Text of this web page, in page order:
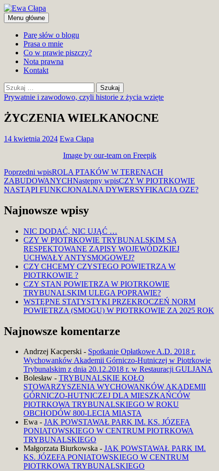
Przejdź
do
treściEwa Cłapa
Szukaj
Menu główne
Parę słów o blogu
Prasa o mnie
Co w prawie piszczy?
Nota prawna
Kontakt
Szukaj:
Prywatnie i zawodowo, czyli historie z życia wzięte
ŻYCZENIA WIELKANOCNE
14 kwietnia 2024 Ewa Cłapa
Image by our-team on Freepik
Nawigacja
wpisu
Poprzedni wpisROLA PTAKÓW W TERENACH
ZABUDOWANYCHNastępny wpisCZY W PIOTRKOWIE
NASTĄPI FUNKCJONALNA DYWERSYFIKACJA OZE?
Najnowsze wpisy
NIC DODAĆ, NIC UJĄĆ …
CZY W PIOTRKOWIE TRYBUNALSKIM SĄ
RESPEKTOWANE ZAPISY WOJEWÓDZKIEJ
UCHWAŁY ANTYSMOGOWEJ?
CZY CHCEMY CZYSTEGO POWIETRZA W
PIOTRKOWIE ?
CZY STAN POWIETRZA W PIOTRKOWIE
TRYBUNALSKIM ULEGA POPRAWIE?
WSTĘPNE STATYSTYKI PRZEKROCZEŃ NORM
POWIETRZA (SMOGU) W PIOTRKOWIE ZA 2025 ROK
Najnowsze komentarze
Andrzej Kacperski - Spotkanie Opłatkowe A.D. 2018 r.
Wychowanków Akademii Górniczo-Hutniczej w Piotrkowie
Trybunalskim z dnia 20.12.2018 r. w Restauracji GULJANA
Bolesław - TRYBUNALSKIE KOŁO
STOWARZYSZENIA WYCHOWANKÓW AKADEMII
GÓRNICZO-HUTNICZEJ DLA MIESZKAŃCÓW
PIOTRKOWA TRYBUNALSKIEGO W ROKU
OBCHODÓW 800-LECIA MIASTA
Ewa - JAK POWSTAWAŁ PARK IM. KS. JÓZEFA
PONIATOWSKIEGO W CENTRUM PIOTRKOWA
TRYBUNALSKIEGO
Małgorzata Biurkowska - JAK POWSTAWAŁ PARK IM.
KS. JÓZEFA PONIATOWSKIEGO W CENTRUM
PIOTRKOWA TRYBUNALSKIEGO